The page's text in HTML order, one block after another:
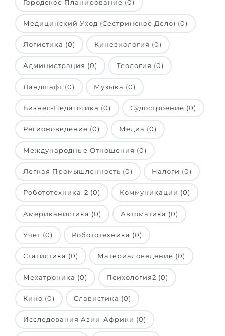
Городское Планирование (0)
Медицинский Уход (Сестринское Дело) (0)
Логистика (0) Кинезиология (0)
Администрация (0) Теология (0)
Ландшафт (0) Музыка (0)
Бизнес-Педагогика (0) Судостроение (0)
Регионоведение (0) Медиа (0)
Международные Отношения (0)
Легкая Промышленность (0) Налоги (0)
Робототехника-2 (0) Коммуникации (0)
Американистика (0) Автоматика (0)
Учет (0) Робототехника (0)
Статистика (0) Материаловедение (0)
Мехатроника (0) Психология2 (0)
Кино (0) Славистика (0)
Исследования Азии-Африки (0)